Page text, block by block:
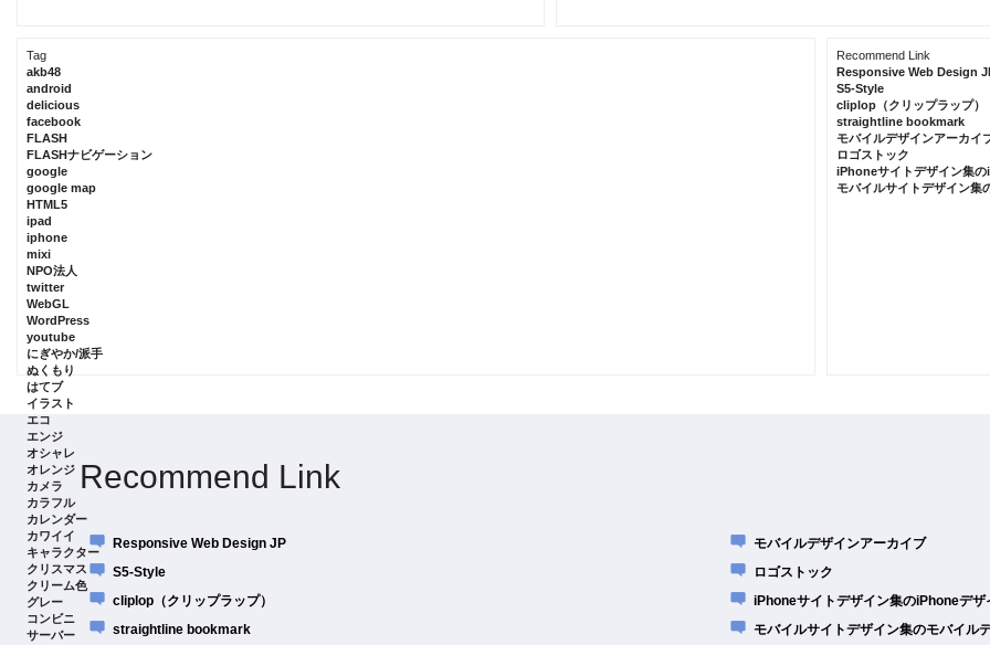
Tag
akb48
android
delicious
facebook
FLASH
FLASHナビゲーション
google
google map
HTML5
ipad
iphone
mixi
NPO法人
twitter
WebGL
WordPress
youtube
にぎやか/派手
ぬくもり
はてブ
イラスト
エコ
エンジ
オシャレ
オレンジ
カメラ
カラフル
カレンダー
カワイイ
キャラクター
クリスマス
クリーム色
グレー
コンビニ
サーバー
Recommend Link
Responsive Web Design
S5-Style
cliplop（クリップラップ）
straightline bookmark
モバイルデザインアーカイ
ロゴストック
iPhoneサイトデザイン集
モバイルサイトデザイン集
Recommend Link
Responsive Web Design JP
S5-Style
cliplop（クリップラップ）
straightline bookmark
モバイルデザインアーカイブ
ロゴストック
iPhoneサイトデザイン集のiPhoneデザ
モバイルサイトデザイン集のモバイル